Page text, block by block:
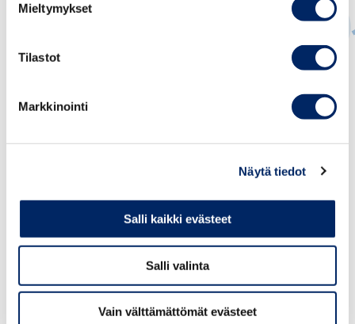
Mieltymykset
Tilastot
Markkinointi
Näytä tiedot
Salli kaikki evästeet
Salli valinta
Vain välttämättömät evästeet
Mari Hakkarainen
IPR, MARI HAKKARAINEN